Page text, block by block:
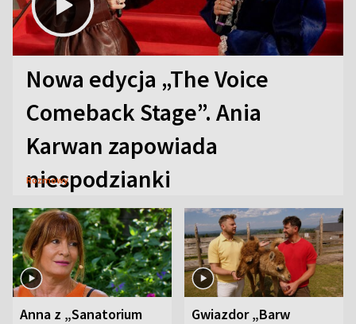
Nowa edycja „The Voice
Comeback Stage”. Ania
Karwan zapowiada
niespodzianki
Rozmowy
Anna z „Sanatorium
Gwiazdor „Barw